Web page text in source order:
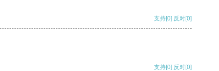
支持[0] 反对[0]
支持[0] 反对[0]